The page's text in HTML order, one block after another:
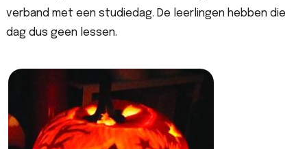
verband met een studiedag. De leerlingen hebben die
dag dus geen lessen.